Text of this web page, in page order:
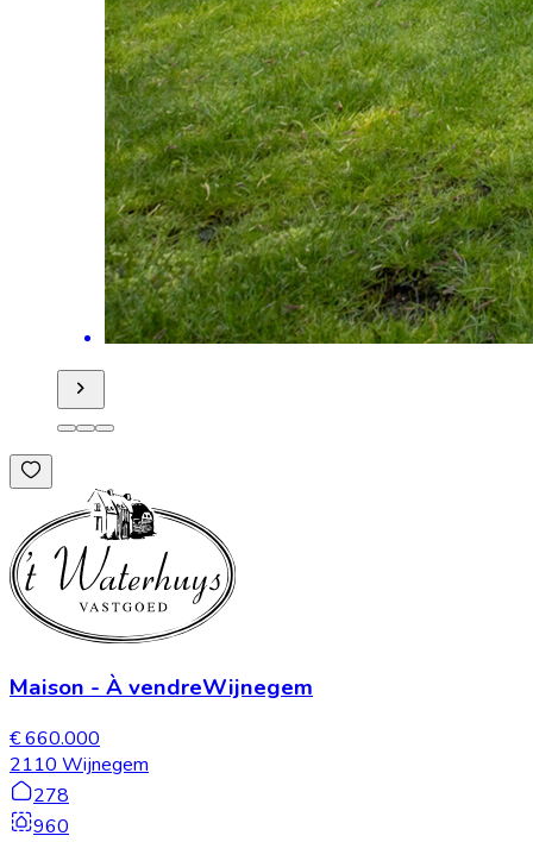
Maison-À vendreWijnegem
€ 660.000
2110 Wijnegem
278
960